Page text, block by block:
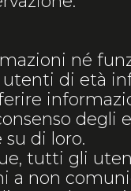
né
di età
degli
di loro.
tutti gli
a non